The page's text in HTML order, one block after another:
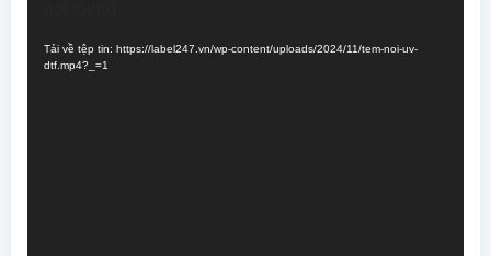
Tải về tệp tin: https://label247.vn/wp-content/uploads/2024/11/tem-noi-uv-
dtf.mp4?_=1